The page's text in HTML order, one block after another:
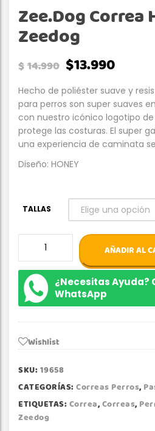
Zee.Dog Correa
Zeedog
$14.990 $13.990
Hecho de poliéster suave y
para perros son super suaves
con nuestro icónico logotipo
protege las costuras. El super
una experiencia de caminata
Diseño: HONEY
TALLAS
Correa
HONEY
Zeedog
cantidad
AÑADIR AL
¿Necesitas Ayuda?
WhatsApp
Wishlist
SKU: 19658
CATEGORÍAS: Correas Perros,
ETIQUETAS: Correa,Correas,
Zeedog